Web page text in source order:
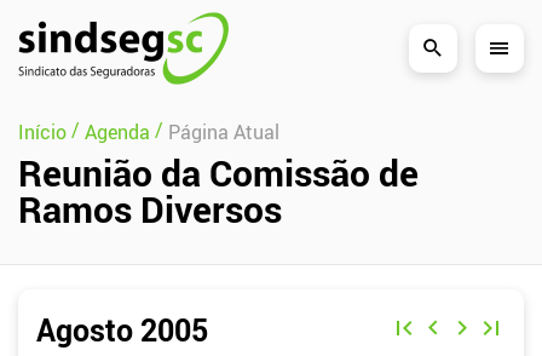
Pular Navegação (s)
Início/ Agenda / Página Atual
Reunião da Comissão de
Ramos Diversos
Agosto 2005